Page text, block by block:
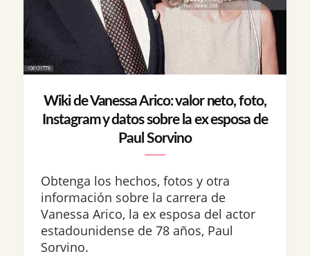
Wiki de Vanessa Arico: valor neto, foto,
Instagram y datos sobre la ex esposa de
Paul Sorvino
Obtenga los hechos, fotos y otra
información sobre la carrera de
Vanessa Arico, la ex esposa del actor
estadounidense de 78 años, Paul
Sorvino.